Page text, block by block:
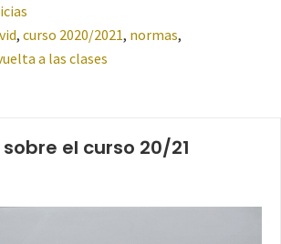
, curso 2020/2021, normas,
a las clases
el curso 20/21